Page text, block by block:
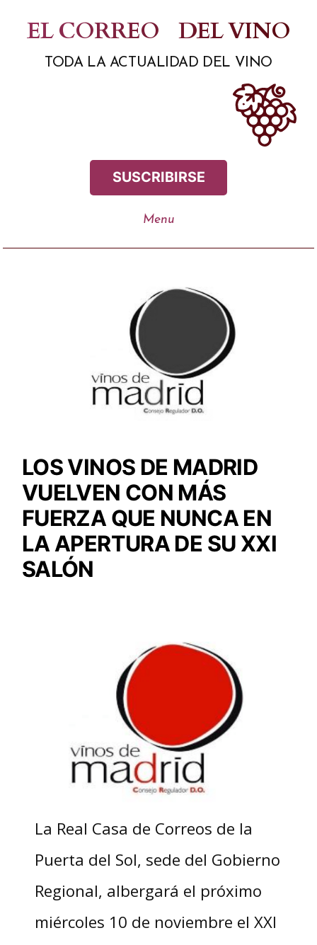
contenido
EL CORREO DEL VINO
TODA LA ACTUALIDAD DEL VINO
SUSCRIBIRSE
LOS VINOS DE MADRID
VUELVEN CON MÁS
FUERZA QUE NUNCA EN
LA APERTURA DE SU XXI
SALÓN
La Real Casa de Correos de la
Puerta del Sol, sede del Gobierno
Regional, albergará el próximo
miércoles 10 de noviembre el XXI